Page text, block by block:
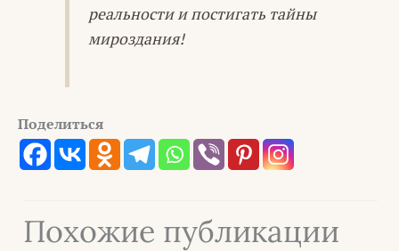
реальности и постигать тайны
мироздания!
Поделиться
Похожие публикации